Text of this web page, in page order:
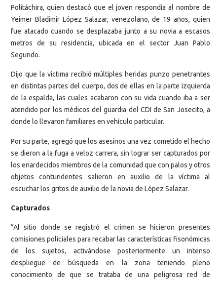
Politáchira, quien destacó que el joven respondía al nombre de
Yeimer Bladimir López Salazar, venezolano, de 19 años, quien
fue atacado cuando se desplazaba junto a su novia a escasos
metros de su residencia, ubicada en el sector Juan Pablo
Segundo.
Dijo que la víctima recibió múltiples heridas punzo penetrantes
en distintas partes del cuerpo, dos de ellas en la parte izquierda
de la espalda, las cuales acabaron con su vida cuando iba a ser
atendido por los médicos del guardia del CDI de San Josecito, a
donde lo llevaron familiares en vehículo particular.
Por su parte, agregó que los asesinos una vez cometido el hecho
se dieron a la fuga a veloz carrera, sin lograr ser capturados por
los enardecidos miembros de la comunidad que con palos y otros
objetos contundentes salieron en auxilio de la víctima al
escuchar los gritos de auxilio de la novia de López Salazar.
Capturados
“Al sitio donde se registró el crimen se hicieron presentes
comisiones policiales para recabar las características fisonómicas
de los sujetos, activándose posteriormente un intenso
despliegue de búsqueda en la zona teniendo pleno
conocimiento de que se trataba de una peligrosa red de